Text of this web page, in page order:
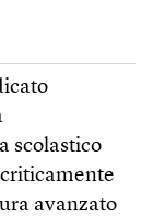
scolastico
avanzato